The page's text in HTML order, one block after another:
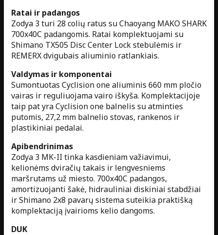
Ratai ir padangos
Zodya 3 turi 28 colių ratus su Chaoyang MAKO SHARK
700x40C padangomis. Ratai komplektuojami su
Shimano TX505 Disc Center Lock stebulėmis ir
REMERX dvigubais aliuminio ratlankiais.
Valdymas ir komponentai
Sumontuotas Cyclision one aliuminis 660 mm pločio
vairas ir reguliuojama vairo iškyša. Komplektacijoje
taip pat yra Cyclision one balnelis su atminties
putomis, 27,2 mm balnelio stovas, rankenos ir
plastikiniai pedalai.
Apibendrinimas
Zodya 3 MK-II tinka kasdieniam važiavimui,
kelionėms dviračių takais ir lengvesniems
maršrutams už miesto. 700x40C padangos,
amortizuojanti šakė, hidrauliniai diskiniai stabdžiai
ir Shimano 2x8 pavarų sistema suteikia praktišką
komplektaciją įvairioms kelio dangoms.
DUK